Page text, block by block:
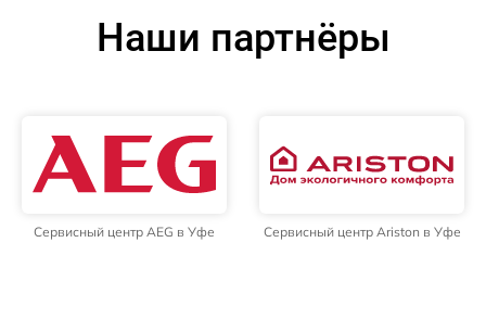
Наши партнёры
Сервисный центр AEG в Уфе Сервисный центр Ariston в Уфе